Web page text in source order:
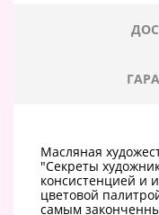
Масляная
"Секреты
консистенцией и
цветовой
самым